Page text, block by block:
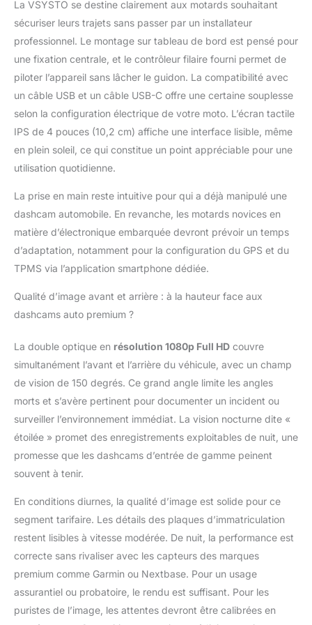
10,2 cm (800 x 480)
est connecté au Wi-Fi
pour un enregistrement
en temps réel,
kilométrage, la
température, l'heure,
l'utilisation de l'écran
partagé, de l'image
marche arrière, l'arrêt
d'autres fonctions pour
vous apporter une
bonne expérience de
conduite Sécurité
TPMS + suivi GPS : la
caméra embarquée
d'un système de
(TPMS) pour alerter la
pression et la
température anormales
grâce à des
avertissements à
l'écran, et le GPS peut
enregistrer la vitesse et
l'itinéraire pour
l'enregistrement du
méthodes de
chargement】La
caméra de tableau de
bord de moto IP67
étanche résiste aux
éclaboussures de
boue, avec contrôleur
La VSYSTO se destine clairement aux motards souhaitant
sécuriser leurs trajets sans passer par un installateur
professionnel. Le montage sur tableau de bord est pensé pour
une fixation centrale, et le contrôleur filaire fourni permet de
piloter l’appareil sans lâcher le guidon. La compatibilité avec
un câble USB et un câble USB-C offre une certaine souplesse
selon la configuration électrique de votre moto. L’écran tactile
IPS de 4 pouces (10,2 cm) affiche une interface lisible, même
en plein soleil, ce qui constitue un point appréciable pour une
utilisation quotidienne.
La prise en main reste intuitive pour qui a déjà manipulé une
dashcam automobile. En revanche, les motards novices en
matière d’électronique embarquée devront prévoir un temps
d’adaptation, notamment pour la configuration du GPS et du
TPMS via l’application smartphone dédiée.
Qualité d’image avant et arrière : à la hauteur face aux
dashcams auto premium ?
La double optique en résolution 1080p Full HD couvre
simultanément l’avant et l’arrière du véhicule, avec un champ
de vision de 150 degrés. Ce grand angle limite les angles
morts et s’avère pertinent pour documenter un incident ou
surveiller l’environnement immédiat. La vision nocturne dite «
étoilée » promet des enregistrements exploitables de nuit, une
promesse que les dashcams d’entrée de gamme peinent
souvent à tenir.
En conditions diurnes, la qualité d’image est solide pour ce
segment tarifaire. Les détails des plaques d’immatriculation
restent lisibles à vitesse modérée. De nuit, la performance est
correcte sans rivaliser avec les capteurs des marques
premium comme Garmin ou Nextbase. Pour un usage
assurantiel ou probatoire, le rendu est suffisant. Pour les
puristes de l’image, les attentes devront être calibrées en